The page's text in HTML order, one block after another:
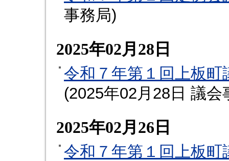
事務局)
2025年02月28日
令和７年第１回上板
(2025年02月28日 議会
2025年02月26日
令和７年第１回上板町